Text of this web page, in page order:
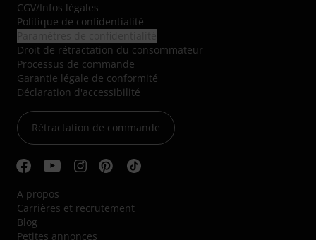
CGV/Infos légales
Politique de confidentialité
Droit de rétractation du consommateur
Processus de commande
Garantie légale de conformité
Déclaration d'accessibilité
Rétractation de commande
A propos
Carrières et recrutement
Blog
Petites annonces